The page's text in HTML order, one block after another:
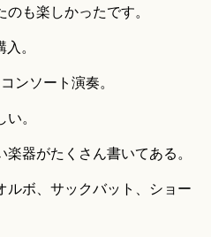
も楽しかったです。
。
ンソート演奏。
。
器がたくさん書いてある。
ルボ、サックバット、ショー